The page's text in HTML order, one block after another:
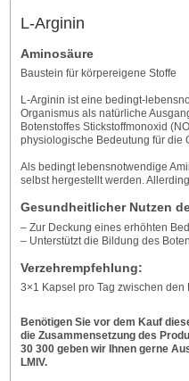
L-Arginin
Aminosäure
Baustein für körpereigene Stoffe
L-Arginin ist eine bedingt-
Organismus als natürliche
Botenstoffes Stickstoffmonoxid
physiologische Bedeutung für die
Als bedingt lebensnotwendige
selbst hergestellt werden.
Gesundheitlicher Nutzen
– Zur Deckung eines erhöhten
– Unterstützt die Bildung des
Verzehrempfehlung:
3×1 Kapsel pro Tag zwischen den
Benötigen Sie vor dem Kauf
die Zusammensetzung des
30 300 geben wir Ihnen gerne
LMIV.